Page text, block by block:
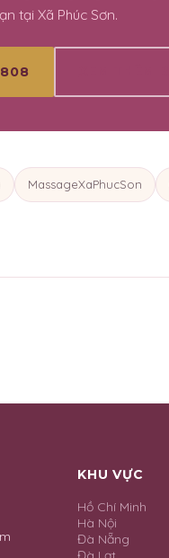
tại Xã Phúc Sơn.
MassageXaPhucSon
KHU VỰC
Hồ Chí Minh
Hà Nội
Đà Nẵng